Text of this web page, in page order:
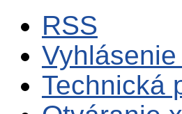
RSS
Technická